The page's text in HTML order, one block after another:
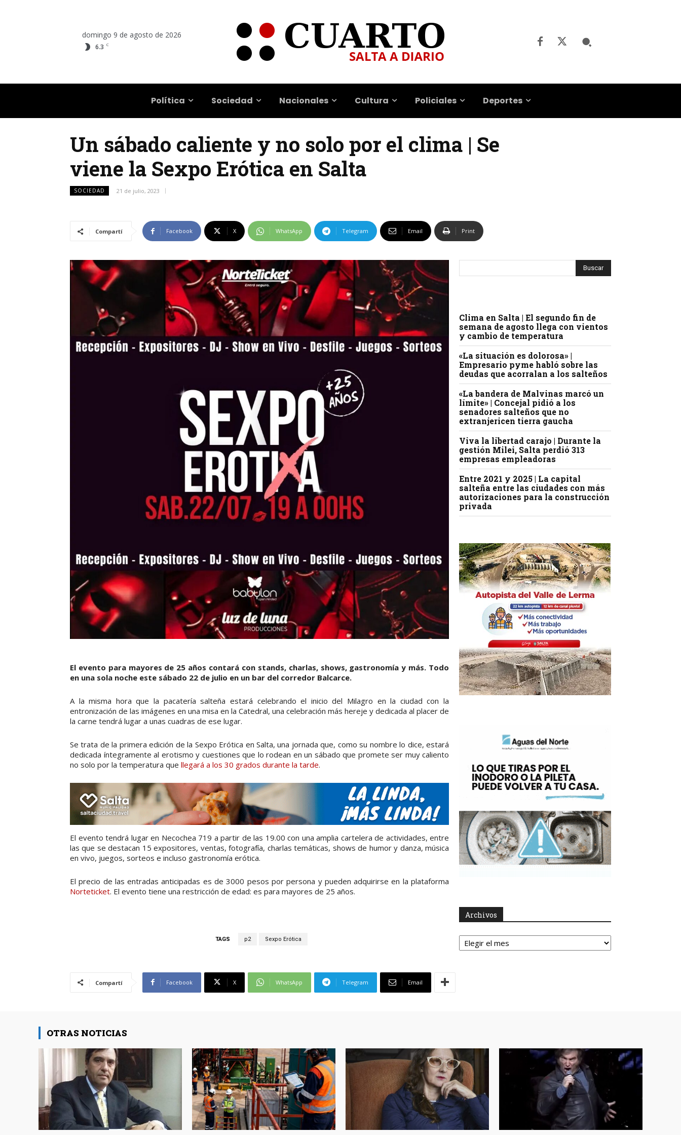
domingo 9 de agosto de 2026
6.3 C
Política Sociedad Nacionales Cultura Policiales Deportes
Un sábado caliente y no solo por el clima | Se
viene la Sexpo Erótica en Salta
SOCIEDAD 21 de julio, 2023
Compartí Facebook X WhatsApp Telegram Email Print
El evento para mayores de 25 años contará con stands, charlas, shows, gastronomía y más. Todo
en una sola noche este sábado 22 de julio en un bar del corredor Balcarce.
A la misma hora que la pacatería salteña estará celebrando el inicio del Milagro en la ciudad con la
entronización de las imágenes en una misa en la Catedral, una celebración más hereje y dedicada al placer de
la carne tendrá lugar a unas cuadras de ese lugar.
Se trata de la primera edición de la Sexpo Erótica en Salta, una jornada que, como su nombre lo dice, estará
dedicada íntegramente al erotismo y cuestiones que lo rodean en un sábado que promete ser muy caliento
no solo por la temperatura que llegará a los 30 grados durante la tarde.
El evento tendrá lugar en Necochea 719 a partir de las 19.00 con una amplia cartelera de actividades, entre
las que se destacan 15 expositores, ventas, fotografía, charlas temáticas, shows de humor y danza, música
en vivo, juegos, sorteos e incluso gastronomía erótica.
El precio de las entradas anticipadas es de 3000 pesos por persona y pueden adquirirse en la plataforma
Norteticket. El evento tiene una restricción de edad: es para mayores de 25 años.
TAGS p2 Sexpo Erótica
Compartí Facebook X WhatsApp Telegram Email
Clima en Salta | El segundo fin de
semana de agosto llega con vientos
y cambio de temperatura
«La situación es dolorosa» |
Empresario pyme habló sobre las
deudas que acorralan a los salteños
«La bandera de Malvinas marcó un
límite» | Concejal pidió a los
senadores salteños que no
extranjericen tierra gaucha
Viva la libertad carajo | Durante la
gestión Milei, Salta perdió 313
empresas empleadoras
Entre 2021 y 2025 | La capital
salteña entre las ciudades con más
autorizaciones para la construcción
privada
Archivos
Archivos
OTRAS NOTICIAS